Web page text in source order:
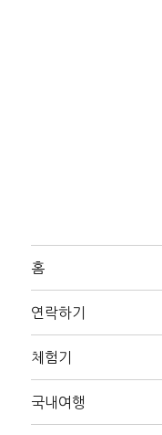
홈
연락하기
체험기
국내여행